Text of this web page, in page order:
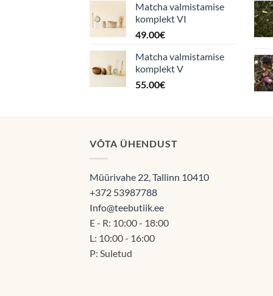
Matcha valmistamise
komplekt VI
49.00€
Matcha valmistamise
komplekt V
55.00€
VÕTA ÜHENDUST
Müürivahe 22, Tallinn 10410
+372 53987788
Info@teebutiik.ee
E - R: 10:00 - 18:00
L: 10:00 - 16:00
P: Suletud